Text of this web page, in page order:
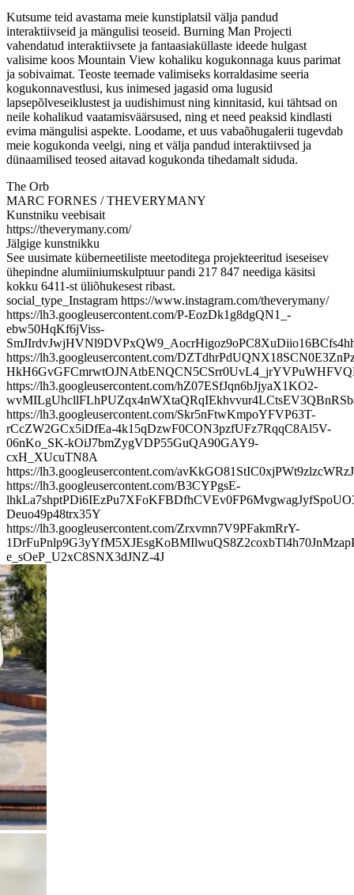
Kutsume teid avastama meie kunstiplatsil välja pandud
interaktiivseid ja mängulisi teoseid. Burning Man Projecti
vahendatud interaktiivsete ja fantaasiaküllaste ideede hulgast
valisime koos Mountain View kohaliku kogukonnaga kuus parimat
ja sobivaimat. Teoste teemade valimiseks korraldasime seeria
kogukonnavestlusi, kus inimesed jagasid oma lugusid
lapsepõlveseiklustest ja uudishimust ning kinnitasid, kui tähtsad on
neile kohalikud vaatamisväärsused, ning et need peaksid kindlasti
evima mängulisi aspekte. Loodame, et uus vabaõhugalerii tugevdab
meie kogukonda veelgi, ning et välja pandud interaktiivsed ja
dünaamilised teosed aitavad kogukonda tihedamalt siduda.
The Orb
MARC FORNES / THEVERYMANY
Kunstniku veebisait
https://theverymany.com/
Jälgige kunstnikku
See uusimate küberneetiliste meetoditega projekteeritud iseseisev
ühepindne alumiiniumskulptuur pandi 217 847 neediga käsitsi
kokku 6411-st üliõhukesest ribast.
social_type_Instagram https://www.instagram.com/theverymany/
https://lh3.googleusercontent.com/P-EozDk1g8dgQN1_-
ebw50HqKf6jViss-
https://lh3.googleusercontent.com/
https://lh3.googleusercontent.com/hZ07ESfJqn6bJjyaX1KO2-
https://lh3.googleusercontent.com/Skr5nFtwKmpoYFVP63T-
rCcZW2GCx5iDfEa-4k15qDzwF0CON3pzfUFz7RqqC8Al5V-
06nKo_SK-kOiJ7bmZygVDP55GuQA90GAY9-
cxH_XUcuTN8A
https://lh3.googleusercontent.com/
https://lh3.googleusercontent.com/B3CYPgsE-
Deuo49p48trx35Y
https://lh3.googleusercontent.com/Zrxvmn7V9PFakmRrY-
e_sOeP_U2xC8SNX3dJNZ-4J